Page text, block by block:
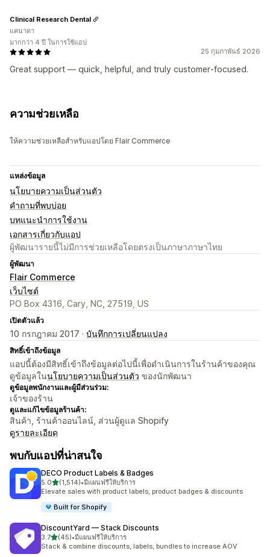
25 กุมภาพันธ์ 2026
Great support — quick, helpful, and truly customer‑focused.
Clinical Research Dental
แคนาดา
มากกว่า 4 ปี ในการใช้แอป
ความช่วยเหลือ
ให้ความช่วยเหลือสำหรับแอปโดย Flair Commerce
แหล่งข้อมูล
นโยบายความเป็นส่วนตัว
คำถามที่พบบ่อย
บทแนะนำการใช้งาน
เอกสารเกี่ยวกับแอป
ผู้พัฒนารายนี้ไม่มีการช่วยเหลือโดยตรงเป็นภาษาภาษาไทย
ผู้พัฒนา
Flair Commerce
เว็บไซต์
PO Box 4316, Cary, NC, 27519, US
เปิดตัวแล้ว
10 กรกฎาคม 2017 · บันทึกการเปลี่ยนแปลง
สิทธิ์เข้าถึงข้อมูล
แอปนี้ต้องมีสิทธิ์เข้าถึงข้อมูลต่อไปนี้เพื่อดำเนินการในร้านค้าของคุณ
ดูข้อมูลในนโยบายความเป็นส่วนตัว ของนักพัฒนา
ดูข้อมูลพนักงานและผู้มีส่วนร่วม:
เจ้าของร้าน
ดูและแก้ไขข้อมูลร้านค้า:
สินค้า, ร้านค้าออนไลน์, ส่วนผู้ดูแล Shopify
ดูรายละเอียด
พบกับแอปที่น่าสนใจ
DECO Product Labels & Badges
5.0เต็ม 5 ดาว
(1,514)
ทั้งหมด 1514 รีวิว
•มีแผนฟรีให้บริการ
Elevate sales with product labels, product badges & discounts
Built for Shopify
DiscountYard — Stack Discounts
3.7เต็ม 5 ดาว
(45)
ทั้งหมด 45 รีวิว
•มีแผนฟรีให้บริการ
Stack & combine discounts, labels, bundles to increase AOV